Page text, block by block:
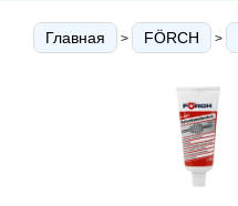
Главная > FÖRCH >